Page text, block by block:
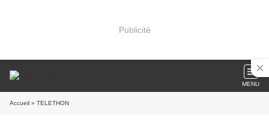
Publicité
MENU
Accueil » TELETHON